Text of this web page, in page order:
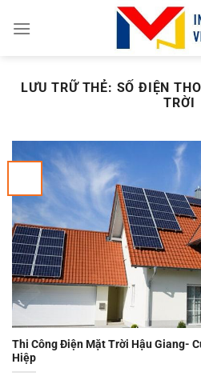
đến
LƯU TRỮ THẺ: SỐ ĐIỆN
TRỜI
Thi Công Điện Mặt Trời Hậu Giang-
Hiệp